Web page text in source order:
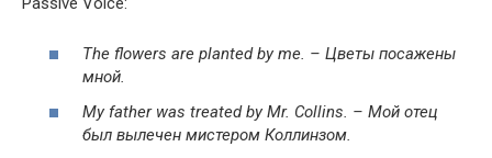
The flow­ers are plant­ed by me. – Цветы посажены
мной.
My father was treat­ed by Mr. Collins. – Мой отец
был вылечен мистером Коллинзом.